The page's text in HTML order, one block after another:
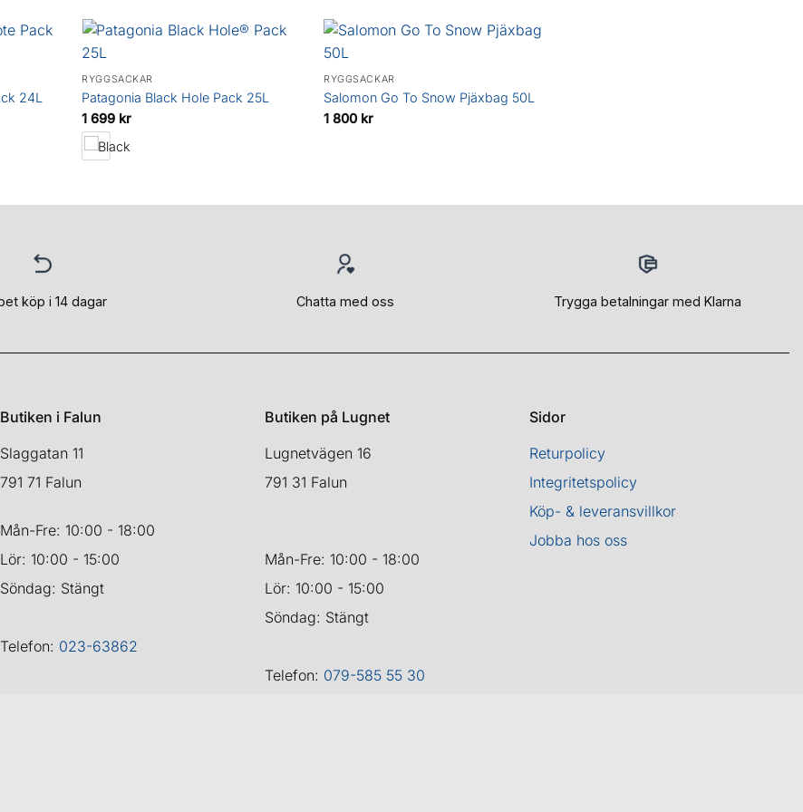
24L
RYGGSÄCKAR
Patagonia Black Hole Pack 25L
1 699 kr
RYGGSÄCKAR
Salomon Go To Snow Pjäxbag 50L
1 800 kr
köp i 14 dagar Chatta med oss Trygga betalningar med Klarna
Butiken i Falun
Slaggatan 11
791 71 Falun
Mån-Fre: 10:00 - 18:00
Lör: 10:00 - 15:00
Söndag: Stängt
Telefon: 023-63862
Butiken på Lugnet
Lugnetvägen 16
791 31 Falun
Mån-Fre: 10:00 - 18:00
Lör: 10:00 - 15:00
Söndag: Stängt
Telefon: 079-585 55 30
Sidor
Returpolicy
Integritetspolicy
Köp- & leveransvillkor
Jobba hos oss